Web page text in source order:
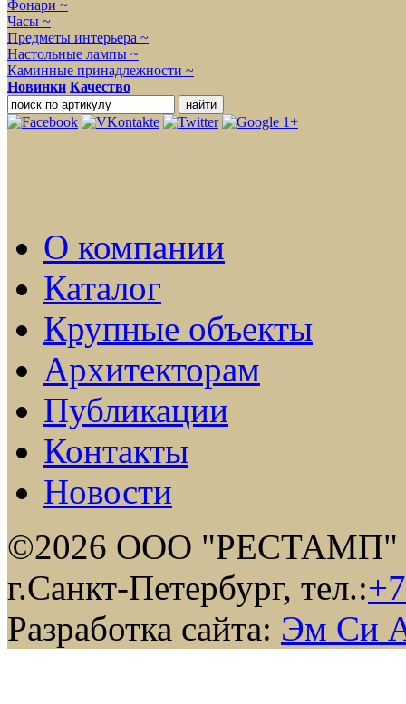
Фонари ~
Часы ~
Предметы интерьера ~
Настольные лампы ~
Каминные принадлежности ~
Новинки Качество
О компании
Каталог
Крупные объекты
Архитекторам
Публикации
Контакты
Новости
©2026 ООО "РЕСТАМП"
г.Санкт-Петербург, тел.:
Разработка сайта: Эм Си